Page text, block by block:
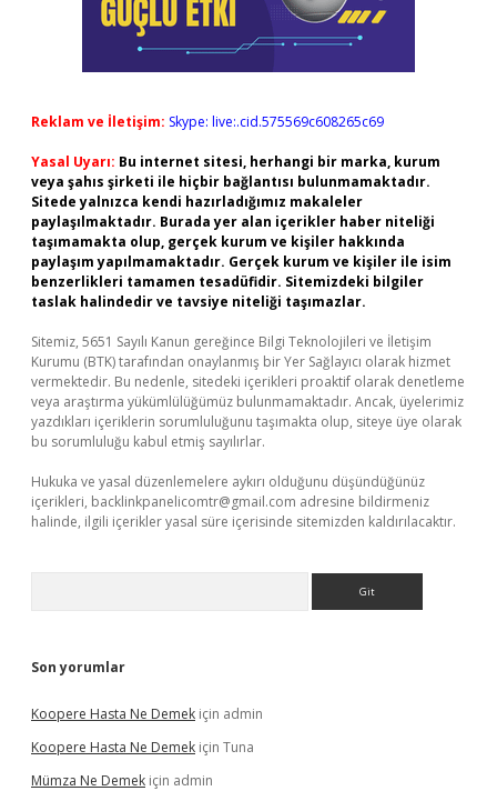
Reklam ve İletişim: Skype: live:.cid.575569c608265c69
Yasal Uyarı: Bu internet sitesi, herhangi bir marka, kurum
veya şahıs şirketi ile hiçbir bağlantısı bulunmamaktadır.
Sitede yalnızca kendi hazırladığımız makaleler
paylaşılmaktadır. Burada yer alan içerikler haber niteliği
taşımamakta olup, gerçek kurum ve kişiler hakkında
paylaşım yapılmamaktadır. Gerçek kurum ve kişiler ile isim
benzerlikleri tamamen tesadüfidir. Sitemizdeki bilgiler
taslak halindedir ve tavsiye niteliği taşımazlar.
Sitemiz, 5651 Sayılı Kanun gereğince Bilgi Teknolojileri ve İletişim
Kurumu (BTK) tarafından onaylanmış bir Yer Sağlayıcı olarak hizmet
vermektedir. Bu nedenle, sitedeki içerikleri proaktif olarak denetleme
veya araştırma yükümlülüğümüz bulunmamaktadır. Ancak, üyelerimiz
yazdıkları içeriklerin sorumluluğunu taşımakta olup, siteye üye olarak
bu sorumluluğu kabul etmiş sayılırlar.
Hukuka ve yasal düzenlemelere aykırı olduğunu düşündüğünüz
içerikleri, backlinkpanelicomtr@gmail.com adresine bildirmeniz
halinde, ilgili içerikler yasal süre içerisinde sitemizden kaldırılacaktır.
Son yorumlar
Koopere Hasta Ne Demek için admin
Koopere Hasta Ne Demek için Tuna
Mümza Ne Demek için admin